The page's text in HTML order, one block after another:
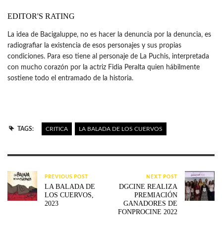
EDITOR'S RATING
La idea de Bacigaluppe, no es hacer la denuncia por la denuncia, es
radiografiar la existencia de esos personajes y sus propias
condiciones. Para eso tiene al personaje de La Puchis, interpretada
con mucho corazón por la actriz Fidia Peralta quien hábilmente
sostiene todo el entramado de la historia.
TAGS: CRITICA LA BALADA DE LOS CUERVOS
PREVIOUS POST
LA BALADA DE
LOS CUERVOS,
2023
NEXT POST
DGCINE REALIZA
PREMIACIÓN
GANADORES DE
FONPROCINE 2022